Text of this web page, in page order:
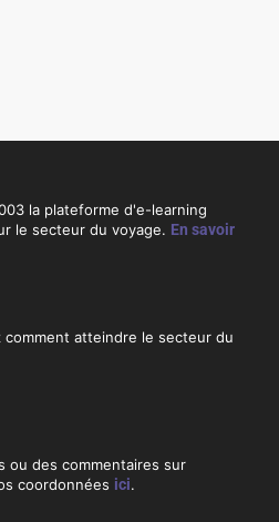
la plateforme d'e-learning
le secteur du voyage. En savoir
comment atteindre le secteur du
ou des commentaires sur
coordonnées ici.